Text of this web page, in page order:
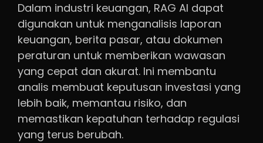
Dalam industri keuangan, RAG AI dapat
digunakan untuk menganalisis laporan
keuangan, berita pasar, atau dokumen
peraturan untuk memberikan wawasan
yang cepat dan akurat. Ini membantu
analis membuat keputusan investasi yang
lebih baik, memantau risiko, dan
memastikan kepatuhan terhadap regulasi
yang terus berubah.